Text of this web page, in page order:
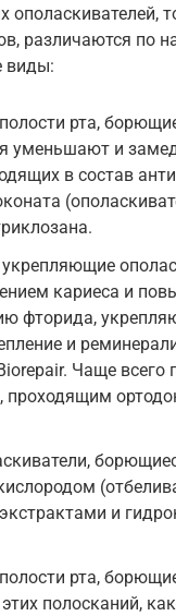
ополаскивателей,
различаются по
виды:
рта,
уменьшают и
в состав
кариеса и
фторида,
и
Чаще всего
и
рта,
полосканий,